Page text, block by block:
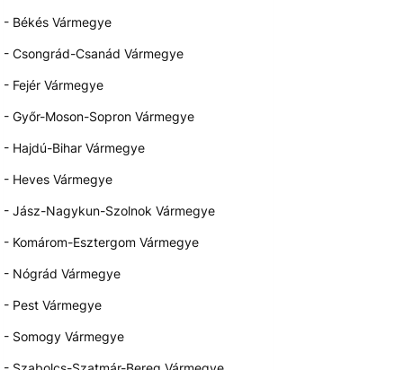
- Békés Vármegye
- Csongrád-Csanád Vármegye
- Fejér Vármegye
- Győr-Moson-Sopron Vármegye
- Hajdú-Bihar Vármegye
- Heves Vármegye
- Jász-Nagykun-Szolnok Vármegye
- Komárom-Esztergom Vármegye
- Nógrád Vármegye
- Pest Vármegye
- Somogy Vármegye